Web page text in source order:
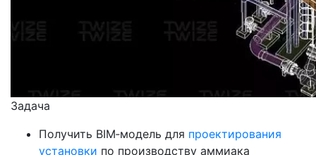
Задача
Получить BIM‑модель для проектирования
установки по производству аммиака